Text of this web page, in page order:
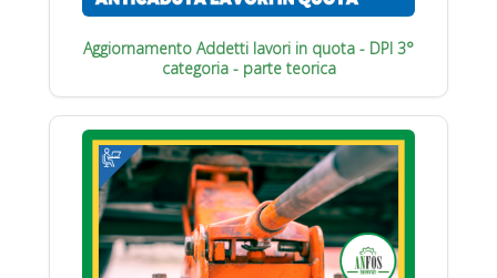
Aggiornamento Addetti lavori in quota - DPI 3°
categoria - parte teorica